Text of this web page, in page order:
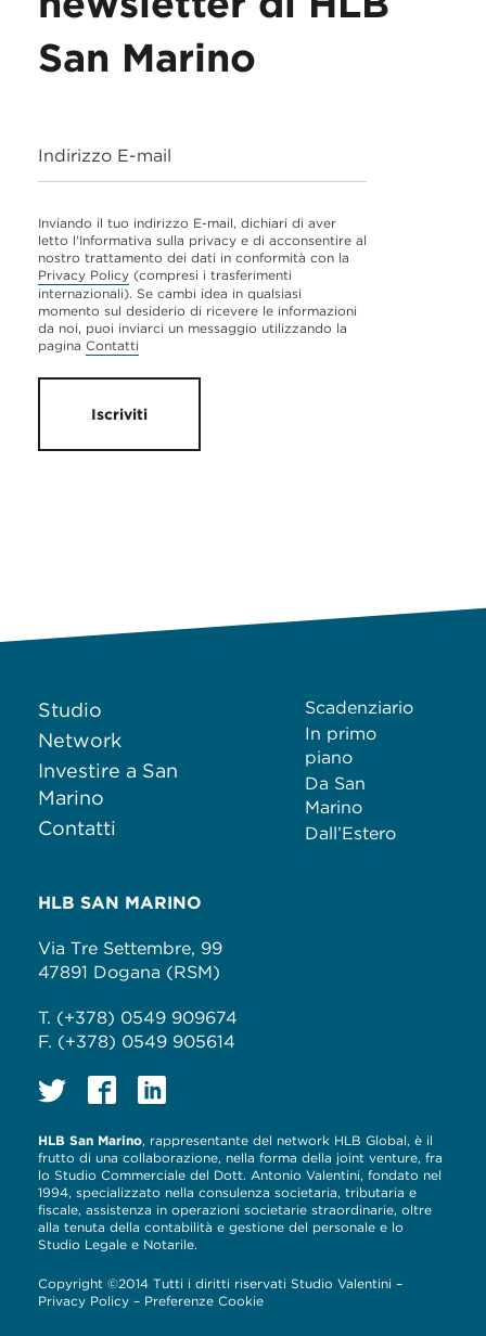
San Marino
Indirizzo E-mail
Inviando il tuo indirizzo E-mail, dichiari di aver
letto l'Informativa sulla privacy e di acconsentire al
nostro trattamento dei dati in conformità con la
Privacy Policy (compresi i trasferimenti
internazionali). Se cambi idea in qualsiasi
momento sul desiderio di ricevere le informazioni
da noi, puoi inviarci un messaggio utilizzando la
pagina Contatti
Iscriviti
Studio
Network
Investire a San
Marino
Contatti
Scadenziario
In primo
piano
Da San
Marino
Dall’Estero
HLB SAN MARINO
Via Tre Settembre, 99
47891 Dogana (RSM)
T. (+378) 0549 909674
F. (+378) 0549 905614
HLB San Marino, rappresentante del network HLB Global, è il
frutto di una collaborazione, nella forma della joint venture, fra
lo Studio Commerciale del Dott. Antonio Valentini, fondato nel
1994, specializzato nella consulenza societaria, tributaria e
fiscale, assistenza in operazioni societarie straordinarie, oltre
alla tenuta della contabilità e gestione del personale e lo
Studio Legale e Notarile.
Copyright ©2014 Tutti i diritti riservati Studio Valentini –
Privacy Policy – Preferenze Cookie